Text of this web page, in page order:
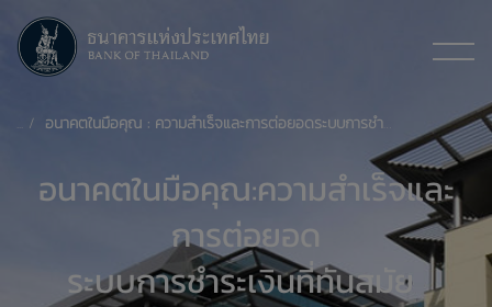
​อนาคตในมือคุณ:ความสำเร็จและ
การต่อยอด
ระบบการชำระเงินที่ทันสมัย